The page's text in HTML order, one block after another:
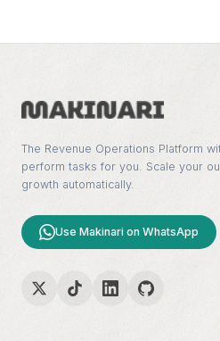
The Revenue Operations Platform
perform tasks for you. Scale your
growth automatically.
Use Makinari on WhatsApp